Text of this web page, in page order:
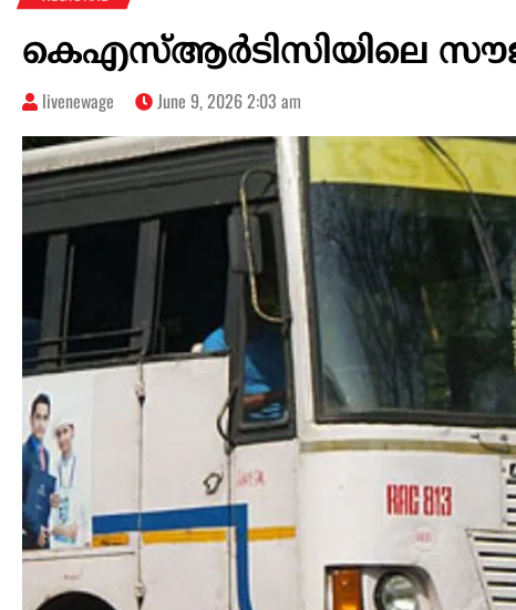
കെഎസ്ആർടിസിയിലെ
livenewage June 9, 2026 2:03 am